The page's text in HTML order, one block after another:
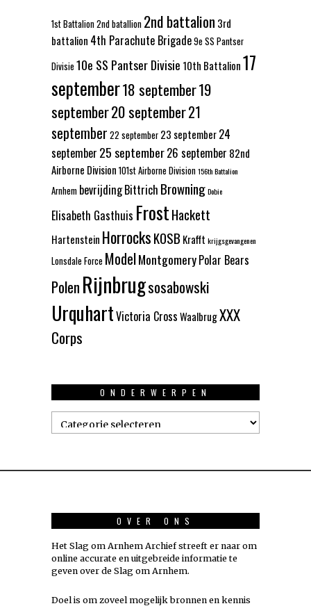
1st Battalion2nd batallion 2nd battalion 3rd
battalion 4th Parachute Brigade9e SS Pantser
Divisie 10e SS Pantser Divisie 10th Battalion17
september18 september19
september20 september21
september 22 september 23 september24
september 25 september26 september 82nd
Airborne Division 101st Airborne Division156th Battalion
Arnhem bevrijdingBittrich BrowningDobie
Elisabeth Gasthuis FrostHackett
Hartenstein HorrocksKOSB Krafft krijgsgevangenen
Lonsdale Force ModelMontgomeryPolar Bears
PolenRijnbrugsosabowski
UrquhartVictoria CrossWaalbrugXXX
Corps
ONDERWERPEN
Onderwerpen
OVER ONS
Het Slag om Arnhem Archief streeft er naar om
online accurate en uitgebreide informatie te
geven over de Slag om Arnhem.
Doel is om zoveel mogelijkbronnen en kennis